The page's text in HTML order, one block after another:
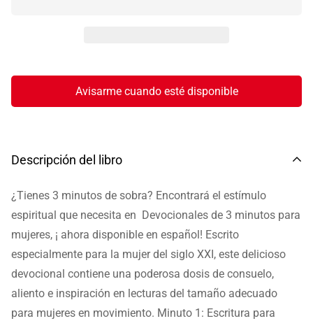
Avisarme cuando esté disponible
Descripción del libro
¿Tienes 3 minutos de sobra? Encontrará el estímulo
espiritual que necesita en Devocionales de 3 minutos para
mujeres, ¡ ahora disponible en español! Escrito
especialmente para la mujer del siglo XXI, este delicioso
devocional contiene una poderosa dosis de consuelo,
aliento e inspiración en lecturas del tamaño adecuado
para mujeres en movimiento. Minuto 1: Escritura para